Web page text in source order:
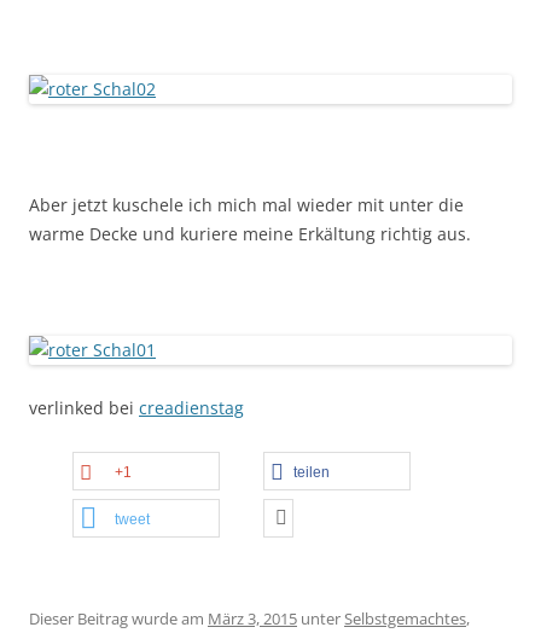
Aber jetzt kuschele ich mich mal wieder mit unter die
warme Decke und kuriere meine Erkältung richtig aus.
verlinked bei creadienstag
+1 teilen
tweet
Dieser Beitrag wurde am März 3, 2015 unterSelbstgemachtes,